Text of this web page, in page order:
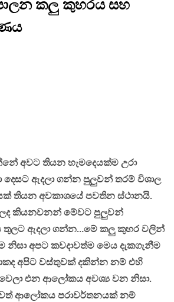
කලු කුහරය සහ
අවට තියන හැමදෙයක්ම උරා
ඇදලා ගන්න පුලුවන් තරම් විශාල
තියන අවකාශයේ පවතින ස්ථානයි.
කියනවනන් මේවට පුලුවන්
තුලට ඇදලා ගන්න…මේ කලු කුහර වලින්
අපට කවදාවත්ම මෙය දැකගැනීම
අපිට වස්තුවක් දකින්න නම් එහි
වෙලා එන ආලෝකය අවශ්‍ය වන නිසා.
ආලෝකය පරාවර්තනයක් නම්